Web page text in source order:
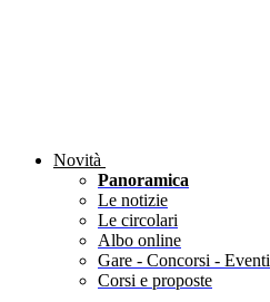
Novità
Panoramica
Le notizie
Le circolari
Albo online
Gare - Concorsi - Eventi
Corsi e proposte